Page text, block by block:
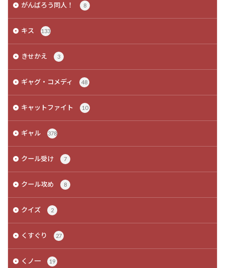
がんばろう同人！ 8
キス 133
きせかえ 3
ギャグ・コメディ 48
キャットファイト 10
ギャル 378
クール受け 7
クール攻め 8
クイズ 2
くすぐり 27
くノ一 19